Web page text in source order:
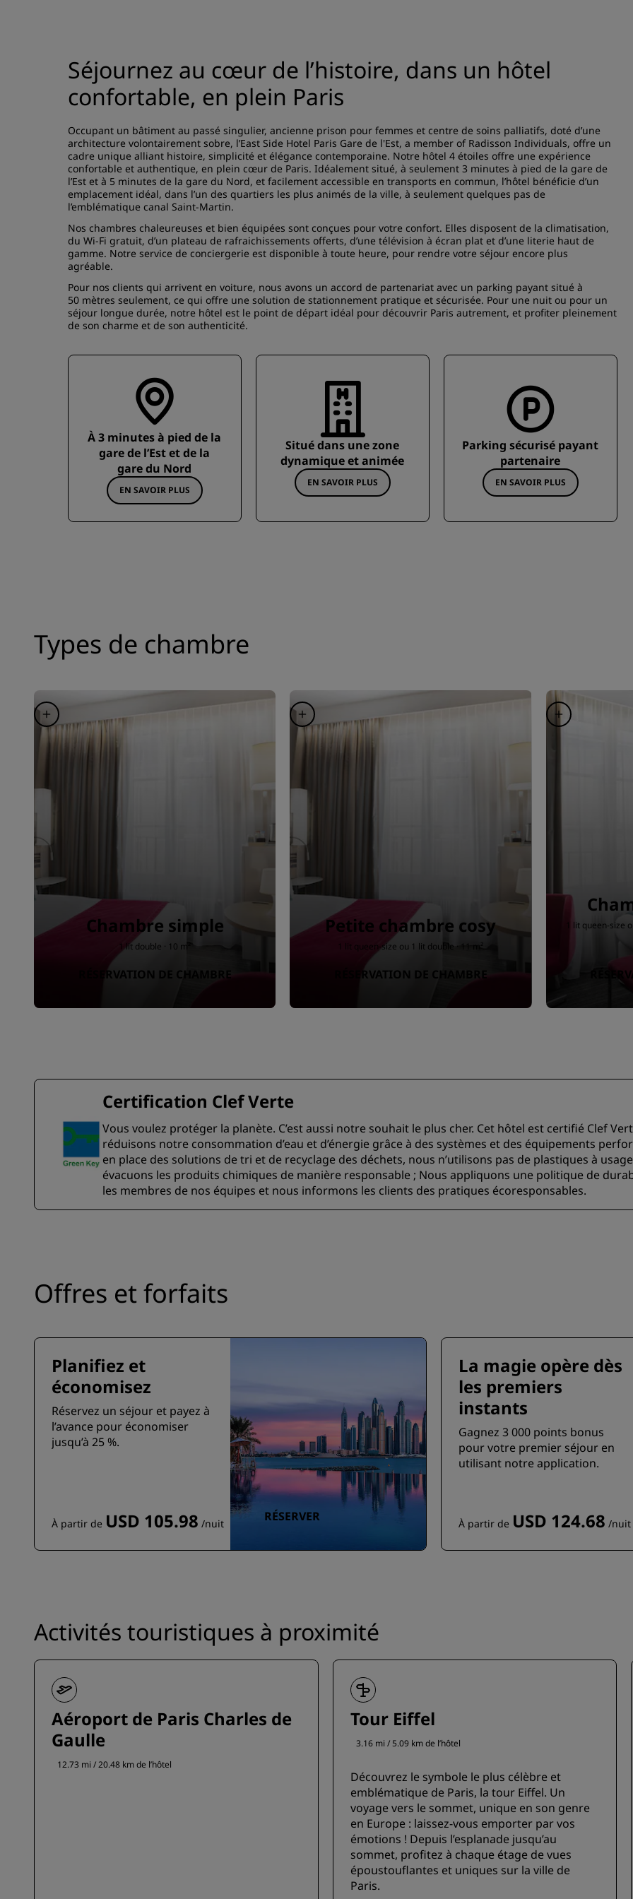
Séjournez au cœur de l’histoire, dans un hôtel
confortable, en plein Paris
Occupant un bâtiment au passé singulier, ancienne prison pour femmes et centre de soins palliatifs, doté d’une
architecture volontairement sobre, l’East Side Hotel Paris Gare de l'Est, a member of Radisson Individuals, offre un
cadre unique alliant histoire, simplicité et élégance contemporaine. Notre hôtel 4 étoiles offre une expérience
confortable et authentique, en plein cœur de Paris. Idéalement situé, à seulement 3 minutes à pied de la gare de
l’Est et à 5 minutes de la gare du Nord, et facilement accessible en transports en commun, l’hôtel bénéficie d’un
emplacement idéal, dans l’un des quartiers les plus animés de la ville, à seulement quelques pas de
l’emblématique canal Saint-Martin.
Nos chambres chaleureuses et bien équipées sont conçues pour votre confort. Elles disposent de la climatisation,
du Wi-Fi gratuit, d’un plateau de rafraichissements offerts, d’une télévision à écran plat et d’une literie haut de
gamme. Notre service de conciergerie est disponible à toute heure, pour rendre votre séjour encore plus
agréable.
Pour nos clients qui arrivent en voiture, nous avons un accord de partenariat avec un parking payant situé à
50 mètres seulement, ce qui offre une solution de stationnement pratique et sécurisée. Pour une nuit ou pour un
séjour longue durée, notre hôtel est le point de départ idéal pour découvrir Paris autrement, et profiter pleinement
de son charme et de son authenticité.
À 3 minutes à pied de la
gare de l’Est et de la
gare du Nord
EN SAVOIR PLUS
Situé dans une zone
dynamique et animée
EN SAVOIR PLUS
Parking sécurisé payant
partenaire
EN SAVOIR PLUS
Types de chambre
Chambre simple
1 lit double · 10 m²
RÉSERVATION DE CHAMBRE
Petite chambre cosy
1 lit queen-size ou 1 lit double · 11 m²
RÉSERVATION DE CHAMBRE
1 lit queen-size
Certification Clef Verte
Vous voulez protéger la planète. C’est aussi notre souhait le plus cher. Cet hôtel est certifié Clef
réduisons notre consommation d’eau et d’énergie grâce à des systèmes et des équipements
en place des solutions de tri et de recyclage des déchets, nous n’utilisons pas de plastiques à
évacuons les produits chimiques de manière responsable ; Nous appliquons une politique de
les membres de nos équipes et nous informons les clients des pratiques écoresponsables.
Offres et forfaits
Planifiez et
économisez
Réservez un séjour et payez à
l’avance pour économiser
jusqu’à 25 %.
À partir de USD 105.98 /nuit RÉSERVER
La magie opère dès
les premiers
instants
Gagnez 3 000 points bonus
pour votre premier séjour en
utilisant notre application.
À partir de USD 124.68 /nuit
Activités touristiques à proximité
Aéroport de Paris Charles de
Gaulle
12.73 mi / 20.48 km de l’hôtel
Tour Eiffel
3.16 mi / 5.09 km de l’hôtel
Découvrez le symbole le plus célèbre et
emblématique de Paris, la tour Eiffel. Un
voyage vers le sommet, unique en son genre
en Europe : laissez-vous emporter par vos
émotions ! Depuis l’esplanade jusqu’au
sommet, profitez à chaque étage de vues
époustouflantes et uniques sur la ville de
Paris.